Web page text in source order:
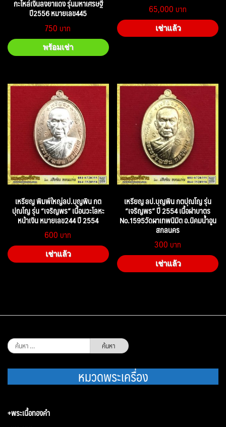
กะไหล่เงินลงยาแดง รุ่นมหาเศรษฐี
ปี2556 หมายเลข445
750
พร้อมเช่า
65,000
เช่าแล้ว
เหรียญ พิมพ์ใหญ่ลป.บุญพิน กต
ปุณโญ รุ่น “เจริญพร” เนื้อนวะโลหะ
หน้าเงิน หมายเลข244 ปี 2554
600
เช่าแล้ว
เหรียญ ลป.บุญพิน กตปุณโญ รุ่น
“เจริญพร” ปี 2554 เนื้อฝาบาตร
No.1595วัดผาเทพนิมิต อ.นิคมน้ำอูน
สกลนคร
300
เช่าแล้ว
ค้นหา
สำหรับ:
หมวดพระเครื่อง
+พระเนื้อทองคำ